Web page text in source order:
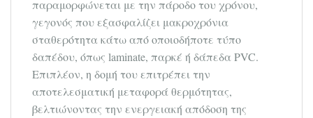
παραμορφώνεται με την πάροδο του χρόνου,
γεγονός που εξασφαλίζει μακροχρόνια
σταθερότητα κάτω από οποιοδήποτε τύπο
δαπέδου, όπως laminate, παρκέ ή δάπεδα PVC.
Επιπλέον, η δομή του επιτρέπει την
αποτελεσματική μεταφορά θερμότητας,
βελτιώνοντας την ενεργειακή απόδοση της